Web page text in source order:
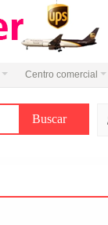
Centro comercial